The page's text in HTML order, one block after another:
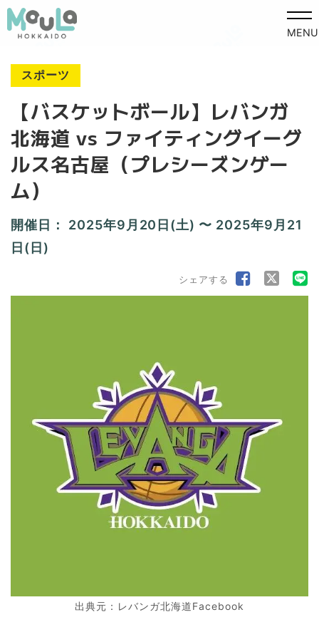
MENU
スポーツ
【バスケットボール】レバンガ
北海道 vs ファイティングイーグ
ルス名古屋（プレシーズンゲー
ム）
開催日： 2025年9月20日(土) 〜 2025年9月21
日(日)
シェアする
出典元：レバンガ北海道Facebook